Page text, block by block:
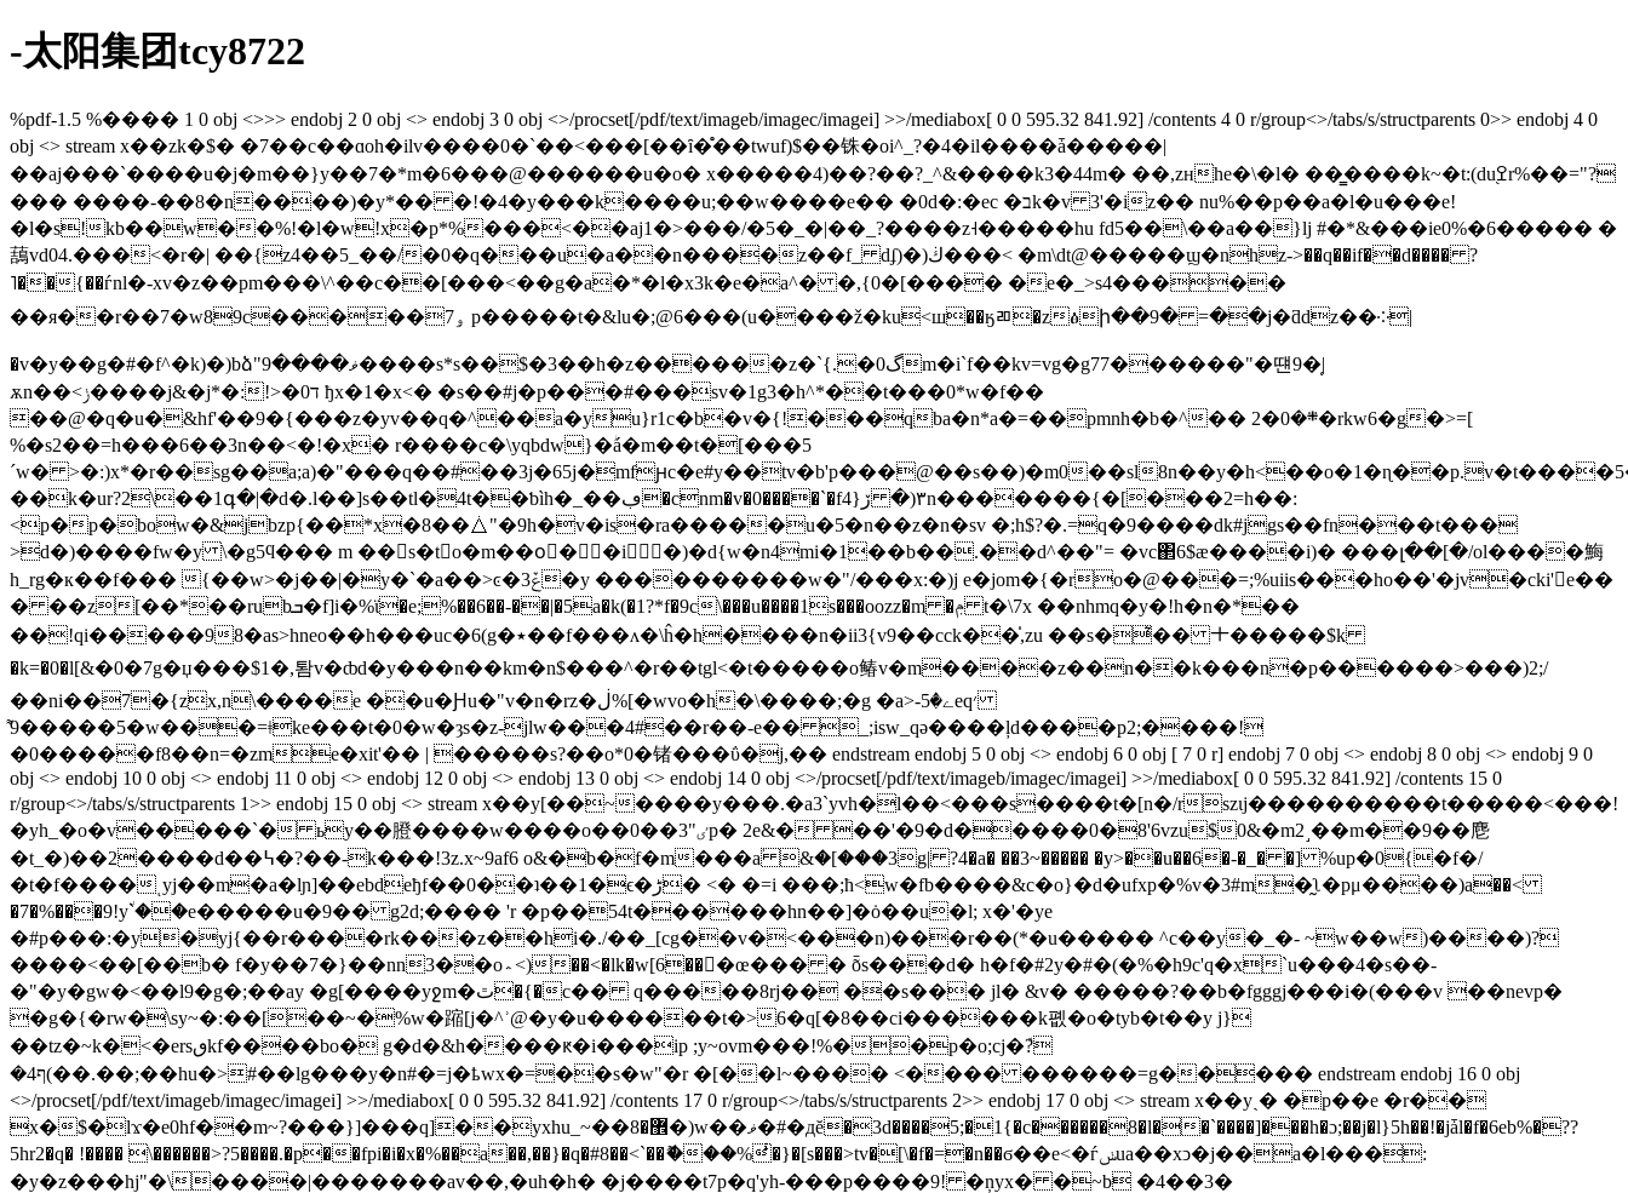
-太阳集团tcy8722
%pdf-1.5 %���� 1 0 obj <>>> endobj 2 0 obj <> endobj 3 0 obj <>/procset[/pdf/text/imageb/imagec/imagei] >>/mediabox[ 0 0 595.32 841.92] /contents 4 0 r/group<>/tabs/s/structparents 0>> endobj 4 0
obj <> stream x��zk�$� �7��c��ɑoh�ilv����0�`��<���[��ȋ�̊�� twuf)$��铢�oi^_?�4�il����ǡ�����|
��aj���`����u�j�m��}y��7�*m�6���@������u�o� x�����4)��?��?_^&����k3�44m� ��,zнhe�\�l� ��͇����k~�t:(duߐ֭r%��="?
��� ����-��8�n����)�y*�� �!�4�y���k����u;��w����e�� �0d�:�ec �בk�v 3'�iz�� nu%��p��a�l�u���e!
�l�s!kb��w��%!�l�w!x�p*%���<��aj1�>���/�5�_�|��_?����z˧�����hu fd5��\��a��}lj #�*&���ie0%�6����� �
䕵vd04.���<�r�| ��{z4��5_��/�0�q���u�a��n����z��f_ dʄ)�)ڬ���< �m\dt@�����ϣ�nhz->��q��if��d���� ?
˥��{��ѓnl�-xv�z��pm���\^��c��[���<��g�a�*�l�x3k�e�a^� �,{0�[���� �e�_>s4�����
��я��r��7�w89c�����7ۅ p�����t�&lu�;@6���(u����ž�ku<ш��ӄﾫ�zፅի��9� =��j�ƌdz��༶|
�v�y��g�#�f^�k)�)bձ"9����ޥ����s*s��$�3��h�z������z�`{.�گ0m�i`f��kv=vg�g77������"�떈9�̜|
ѫn��<ݫ����j&�j*�:!>�ד0 ђx�1�x<� �s��#j�p���#���sv�1g3�h^*��t���0*w�f��
��@�q�u�&hf'��9�{���z�yv��q�^��a�yu}r1c�b�v�{!���qba�n*a�=��pmnh�b�^�� 2�܍�0�rkw6�g�>=[
%�s2��=h���6��3n��<�!�x� r����c�\yqbdw}�ؗá�m��t�[���5
´w� >�:)x*�r��sg��a;a)�"���q��#��3j�65j�mfԩc�e#y��tv�b'p���@��s��)�m0��sl
��k�ur?2\��1գ�|�d�.l��]s��tl�4t��ƅìh�_��ڢ�cnm�v�0����`�f٣(� ڒ{4n�������{�[���2=h��:
<p�p�bow�&jbzp{��*x�8��⧊"�9h�v�is�ra�����u�5�n��z�n�sv �;h$?�.=q�9����dk#jgs��fn���t���
>d�)����fw�y \�g5ϥ��� m ��s�t o�m��oِ��i�)�ԁ{w�n4mi�1��b��.��d^��"= �vc΂6$ӕ����i)� ���լ��[�/ol����䱕
h_rg�к��f��� {��w>�j��|�y�`�a��>ͼ�ݞ3�y ����������w�"/���x:�)j e�jom�{�ro�@���=;%uiis���ho��'�jv�cki'󊦨e��
� ��z[��*��rubܒ�f]i�%ϊ�e;%��6��-��|�5a�k(�1?*f�9c\���u����1s���oozz�m �ݦ t�\7x ��nhmq�y�!h�n�*��
��!qi�����98�as>hneo��h���uc�6(g�٭��f���ʌ�\ĥ�h����n�ii3{v9��cck��̍,zu ��s�͛�� ㆺ�����$k
�k=�0�ӏ[&�0�7g�џ���$1�,퇌v�ȸd�y���n��km�n$ � ��^�r��tgl<�t�����o䲠v�m����z��n��k���n�p������>���)2;/
��ni��7�{zx,n\����e ��u�Ԩu�"v�n�rz�ڶ%[�wvo�h�\����;�g �a>-ے�5eq׳
�5�����9͌w���=ǂke���t�0�w�ȝs�z-jlw���4#��r��-e�� _;isw_qǝ����ļd����p2;����!
�0�����f8��n=�zme�xit'�� | �����s?��o*0�锗���ΰ�j,�� endstream endobj 5 0 obj <> endobj 6 0 obj [ 7 0 r] endobj 7 0 obj <> endobj 8 0 obj <> endobj 9 0
obj <> endobj 10 0 obj <> endobj 11 0 obj <> endobj 12 0 obj <> endobj 13 0 obj <> endobj 14 0 obj <>/procset[/pdf/text/imageb/imagec/imagei] >>/mediabox[ 0 0 595.32 841.92] /contents 15 0
r/group<>/tabs/s/structparents 1>> endobj 15 0 obj <> stream x��y[��~����y���.�a3`yvh�l��<���s����t�[n�/rszɩj����������t�����<���!
�yh_�o�v�����`� ьy��膯����w����o��0��3"ٸp� 2e&� ��'�9�d�����0�8'6vzu$0&�m2˼��m��9��麀
�t_�)��2����d��߆�?��-k���!3z.x~9af6 o&�b�f�m���aؙ &�[���3g| ?4�a� ��3~����� �y>��u��6�-�_� �] %up�0{�f�/
�t�f����ͺyj��m�a�lɲ]��ebdeђf��0��ʇ��1�ϵ�ڑ� <� �=i ���;ћ<w�fb����&c�o}�d�ufxp�%v�3#m�̰ʅ�pμ����)a��<
�7�%���9!y٘ˋ��e�����u�9�� g2d;���� 'r �p��54t������hn��]�ȯ��u�l; x�'�ye
�#p���:�y�yj{��r����rk���z��hi�./��_[cg��v�<���n)���r��(*�u����� ^c��y�_�- ~w��w)����)?
����<��[��b� f�y��7�}��nn3��o؞<)��<�lk�w[6���œ��� � ȭs���d� h�f�#2y�#�(�%�h9c'q�x`u���4�s��-
�"�y�gw�<��l9�g�;��ay �g[����yջm�ٿ�{�c�� q�����8rj�� ��s��� jl� &v� �����?��b�fgggj���i�(���v ��nevp�
�g�{�rw�\sy~�:��[��~�%w�蹜[j�^ʾ@�y�u������t�>6�q[�8��ci������k폢�o�tyb�t��y j}
��tz�~k�<�ersٯkf����bo� g�d�&h����ԟ�i���ip ;y~ovm���!%��p�o;cj�ܽ?
�4ף(��.��;��hu�>#��lg���y�n#�=j�ҍwx�=��s�w"�r �[��l~���� <���� ������=g����� endstream endobj 16 0 obj
<>/procset[/pdf/text/imageb/imagec/imagei] >>/mediabox[ 0 0 595.32 841.92] /contents 17 0 r/group<>/tabs/s/structparents 2>> endobj 17 0 obj <> stream x��yˎ� �p��e �r��
x�$�lϫ�e0hf��m~?���}]���q]��yxhu_~��޾�8�)w��ޥ�#�дĕ�3d����5;�1{�c������8�l��`����]���h�ɔ;��j�l}5h��!�jǡl�f�6eb%�??
5hr2�q� !���� \������>?5����.�p��fpi�i�x�%��a��,��}�q�#8��<`��ޮ���%ͥ�}�[s���>tv�[\�f�=�n��ϭ��e<�ѓݭua��xͻ�j��a�l���:
�y�z���hj"�\����|�������av��,�uh�h� �j����t7p�q'yh-���p����9! �ņyx� �~b �4��3�